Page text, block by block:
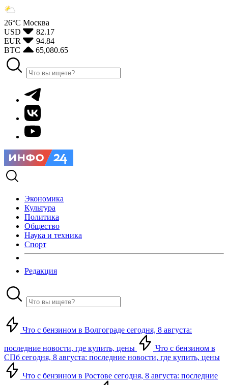
26°С Москва
USD
82.17
EUR
94.84
BTC
65,080.65
Экономика
Культура
Политика
Общество
Наука и техника
Спорт
Редакция
Что с бензином в Волгограде сегодня, 8 августа:
последние новости, где купить, цены
Что с бензином в
СПб сегодня, 8 августа: последние новости, где купить, цены
Что с бензином в Ростове сегодня, 8 августа: последние